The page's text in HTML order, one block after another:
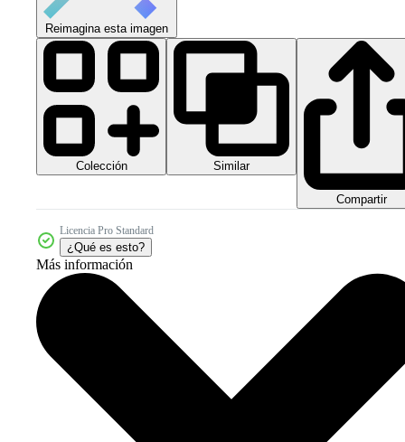
Reimagina esta imagen
Colección Similar
Compartir
Licencia Pro Standard
¿Qué es esto?
Más información